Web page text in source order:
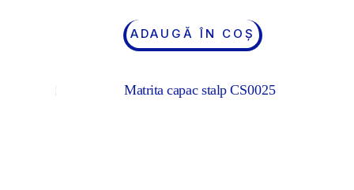
ADAUGĂ ÎN COȘ